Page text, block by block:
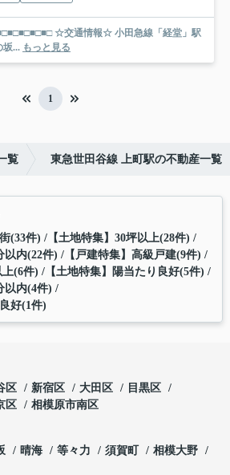
小田急線「経堂」駅
坂... もっと見る
1
覧 東急世田谷線 上町駅の不動産一覧
(33件) 【土地特集】30坪以上(28件)
以内(22件) 【戸建特集】高級戸建(9件)
上(6件) 【土地特集】陽当たり良好(5件)
以内(4件)
好(1件)
区 新宿区 大田区
目黒区
区 相模原市南区
晴海 等々力 須賀町
相模大野